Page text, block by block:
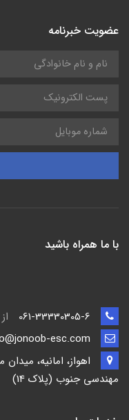
عضویت خبرنامه
با ما همراه باشید
از 8 صبح الی 16
اهواز، امانیه،
مهندسی جنوب (پلاک 14)